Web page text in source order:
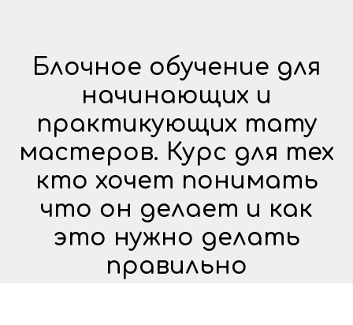
Блочное обучение для
начинающих и
практикующих тату
мастеров. Курс для тех
кто хочет понимать
что он делает и как
это нужно делать
правильно